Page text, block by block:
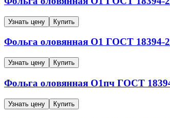
Узнать цену Купить
Фольга оловянная О1 ГОСТ 18394-
Узнать цену Купить
Фольга оловянная О1пч ГОСТ
Узнать цену Купить